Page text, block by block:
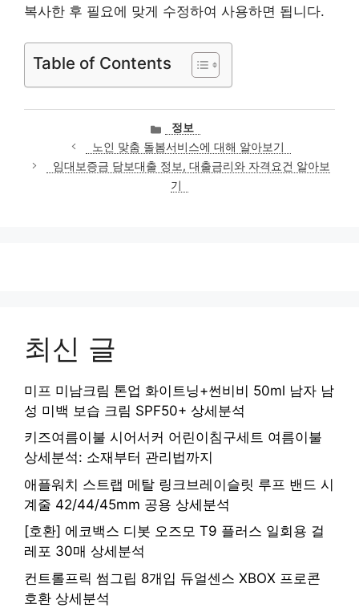
복사한 후 필요에 맞게 수정하여 사용하면 됩니다.
Table of Contents
카
테
고
리
정보
노인 맞춤 돌봄서비스에 대해 알아보기
임대보증금 담보대출 정보, 대출금리와 자격요건 알아보
기
최신 글
미프 미남크림 톤업 화이트닝+썬비비 50ml 남자 남
성 미백 보습 크림 SPF50+ 상세분석
키즈여름이불 시어서커 어린이침구세트 여름이불
상세분석: 소재부터 관리법까지
애플워치 스트랩 메탈 링크브레이슬릿 루프 밴드 시
계줄 42/44/45mm 공용 상세분석
[호환] 에코백스 디봇 오즈모 T9 플러스 일회용 걸
레포 30매 상세분석
컨트롤프릭 썸그립 8개입 듀얼센스 XBOX 프로콘
호환 상세분석